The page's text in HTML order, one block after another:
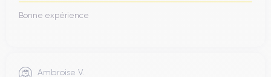
Bonne expérience
Ambroise V.